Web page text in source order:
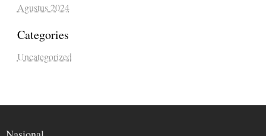
Agustus 2024
Categories
Uncategorized